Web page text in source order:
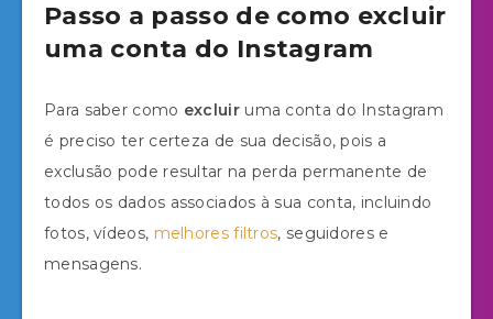
Passo a passo de como excluir
uma conta do Instagram
Para saber como excluiruma conta do Instagram
é preciso ter certeza de sua decisão, pois a
exclusão pode resultar na perda permanente de
todos os dados associados à sua conta, incluindo
fotos, vídeos, melhores filtros, seguidores e
mensagens.